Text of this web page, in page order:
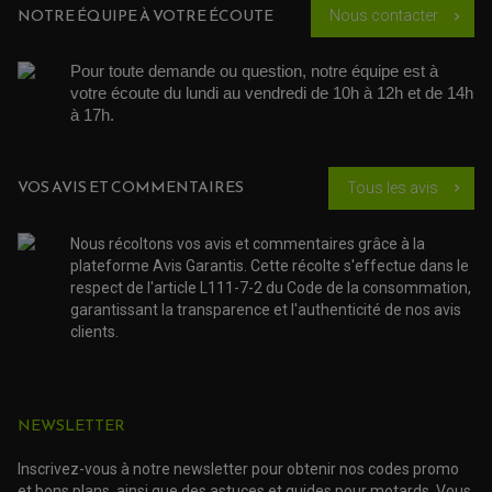
TRANSMISSION
KIT CHAÎNE MOTO
NOTRE ÉQUIPE À VOTRE ÉCOUTE Nous contacter chevron_right
Pour toute demande ou question, notre équipe est à
votre écoute du lundi au vendredi de 10h à 12h et de 14h
à 17h.
VOS AVIS ET COMMENTAIRES Tous les avis chevron_right
Nous récoltons vos avis et commentaires grâce à la
plateforme Avis Garantis. Cette récolte s'effectue dans le
respect de l'article L111-7-2 du Code de la consommation,
garantissant la transparence et l'authenticité de nos avis
clients.
NEWSLETTER
Inscrivez-vous à notre newsletter pour obtenir nos codes promo